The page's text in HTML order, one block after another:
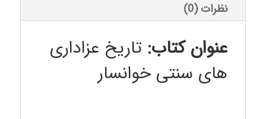
نظرات (0)
عنوان کتاب: تاریخ عزاداری
های سنتی خوانسار